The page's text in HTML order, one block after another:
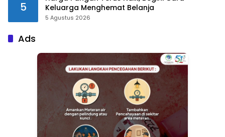
5
Keluarga Menghemat Belanja
5 Agustus 2026
Ads